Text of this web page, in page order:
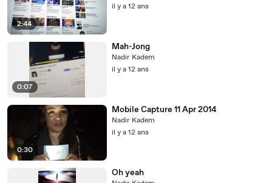
2:44
il y a 12 ans
0:07
Mah-Jong
Nadir Kadem
il y a 12 ans
0:30
Mobile Capture 11 Apr 2014
Nadir Kadem
il y a 12 ans
Oh yeah